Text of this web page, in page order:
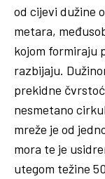
od cijevi dužine
metara,
kojom formiraju
razbijaju.
prekidne
nesmetano
mreže je od
mora te je
utegom težine